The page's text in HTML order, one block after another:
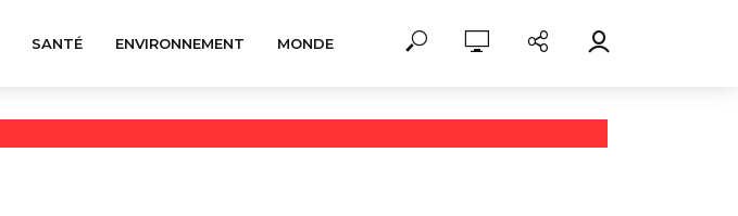
SANTÉ ENVIRONNEMENT MONDE